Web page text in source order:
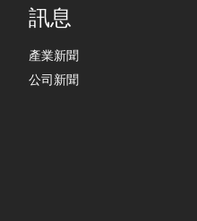
訊息
產業新聞
公司新聞